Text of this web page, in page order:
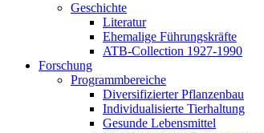
Geschichte
Literatur
Ehemalige Führungskräfte
ATB-Collection 1927-1990
Forschung
Programmbereiche
Diversifizierter Pflanzenbau
Individualisierte Tierhaltung
Gesunde Lebensmittel